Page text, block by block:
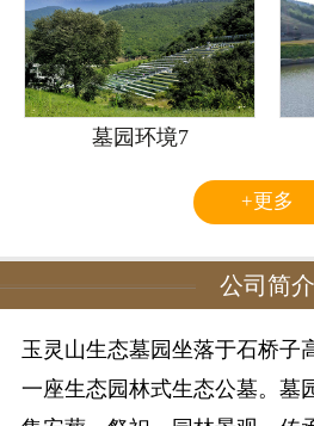
墓园环境7
+更多
公司简介
玉灵山生态墓园坐落于石桥子
一座生态园林式生态公墓。墓